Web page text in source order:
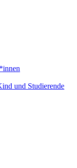
und Studierende